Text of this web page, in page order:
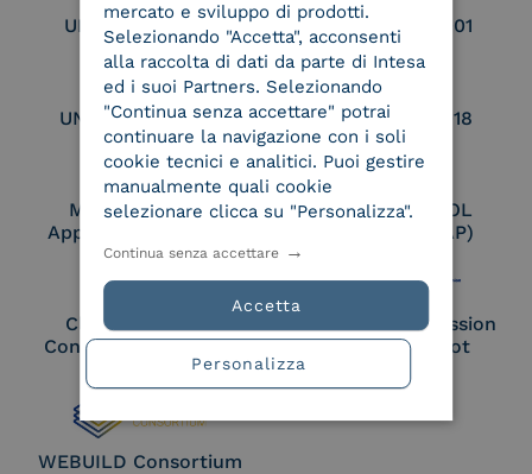
UNI EN ISO 9001 UNI EN ISO 27001
UNI EN ISO 27017 UNI EN ISO 27018
Membro Adobe
Approved Trust List
Certified PEPPOL
Access Point (AP)
Cloud Signature
Consortium Member
European Commission
Large Scale Pilot
WEBUILD Consortium
mercato e sviluppo di prodotti.
Selezionando "Accetta", acconsenti
alla raccolta di dati da parte di Intesa
ed i suoi Partners. Selezionando
"Continua senza accettare" potrai
continuare la navigazione con i soli
cookie tecnici e analitici. Puoi gestire
manualmente quali cookie
selezionare clicca su "Personalizza".
Accetta
Continua senza accettare
Personalizza